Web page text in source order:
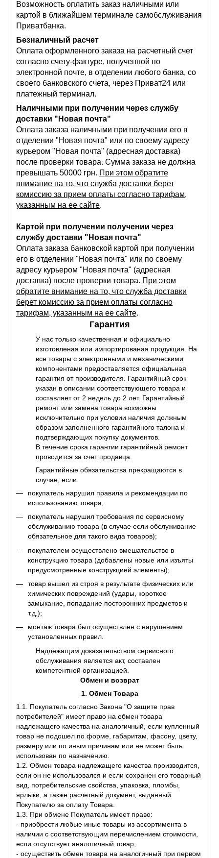
Возможность оплатить заказ наличными или
картой в ближайшем терминале самобслуживания
Приватбанка.
Безналичный расчет
Оплата оформленного заказа на расчетный счет
согласно счету-фактуре, полученной по
электронной почте, в отделении любого банка, со
своего банковского счета, через Приват24 или
платежный терминал.
Наличными при получении через службу
доставки "Новая почта"
Оплата заказа наличными при получении его в
отделении "Новая почта" или по своему адресу
курьером "Новая почта" (адресная доставка)
после проверки товара. Сумма заказа не должна
превышать 50000 грн. При этом обратите
внимание на то, что служба доставки берет
комиссию за прием оплаты согласно тарифам,
указанным на ее сайте.
Картой при получении получении через
службу доставки "Новая почта"
Оплата заказа банковской картой при получении
его в отделении "Новая почта" или по своему
адресу курьером "Новая почта" (адресная
доставка) после проверки товара. При этом
обратите внимание на то, что служба доставки
берет комиссию за прием оплаты согласно
тарифам, указанным на ее сайте.
Гарантия
У нас только качественная и официально
изготовленая или импортированая продукция. На
все товары с электронными и механическими
компонентами предоставляется официальная
гарантия от производителя. Гарантийный срок
указан в описании соответствующего товара и
составляет от 2 недель до 2 лет. Гарантийный
ремонт или замена товара возможны
исключительно при условии наличия должным
образом заполненного гарантийного талона и
подтверждающих покупку документов.
В течение срока гарантии гарантийный ремонт
проводится за счет продавца.
Гарантийные обязательства прекращаются в
случае, если:
покупатель нарушил правила и рекомендации по
использованию товара;
покупатель нарушил требования по сервисному
обслуживанию товара (в случае если обслуживание
обязательное для такого вида товаров);
покупателем осуществлено вмешательство в
конструкцию товара (добавлены новые или изъяты
предусмотренные конструкцией элементы);
товар вышел из строя в результате физических или
химических повреждений (удары, короткое
замыкание, попадание посторонних предметов и
т.д.);
монтаж товара был осуществлен с нарушением
установленных правил.
Надлежащим доказательством сервисного
обслуживания является акт, составлен
компетентной организацией.
Обмен и возврат
1. Обмен Товара
1.1. Покупатель согласно Закона "О защите прав
потребителей" имеет право на обмен товара
надлежащего качества на аналогичный, если купленный
товар не подошел по форме, габаритам, фасону, цвету,
размеру или по иным причинам или не может быть
использован по назначению.
1.2. Обмен товара надлежащего качества производится,
если он не использовался и если сохранен его товарный
вид, потребительские свойства, упаковка, пломбы,
ярлыки, а также расчетный документ, выданный
Покупателю за оплату Товара.
1.3. При обмене Покупатель имеет право:
- приобрести любые иные товары из ассортимента в
наличии с соответствующим перечислением стоимости,
если отсутствует аналогичный товар;
- осуществить обмен товара на аналогичный при первом